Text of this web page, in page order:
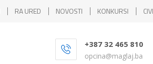
RA URED NOVOSTI KONKURSI
+387 32 465 810
opcina@maglaj.ba